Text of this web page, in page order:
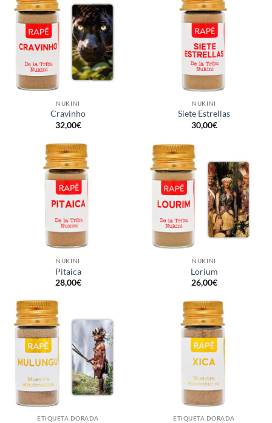
NUKINI
Cravinho
32,00€
NUKINI
Siete Estrellas
30,00€
NUKINI
Pitaica
28,00€
NUKINI
Lorium
26,00€
ETIQUETA DORADA ETIQUETA DORADA